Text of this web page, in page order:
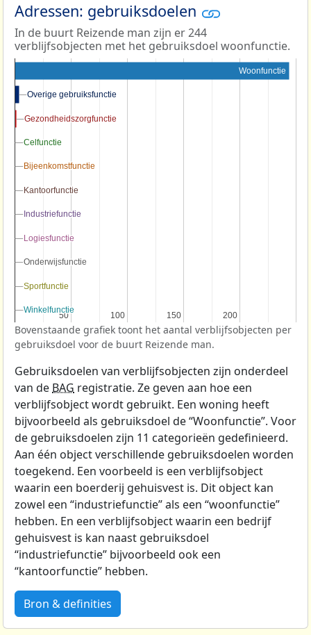
Adressen: gebruiksdoelen
In de buurt Reizende man zijn er 244
verblijfsobjecten met het gebruiksdoel woonfunctie.
50
50 100
100 150
150 200
200
Woonfunctie
Overige gebruiksfunctie
Overige gebruiksfunctie
Gezondheidszorgfunctie
Gezondheidszorgfunctie
Celfunctie
Celfunctie
Bijeenkomstfunctie
Bijeenkomstfunctie
Kantoorfunctie
Kantoorfunctie
Industriefunctie
Industriefunctie
Logiesfunctie
Logiesfunctie
Onderwijsfunctie
Onderwijsfunctie
Sportfunctie
Sportfunctie
Winkelfunctie
Winkelfunctie
Bovenstaande grafiek toont het aantal verblijfsobjecten per
gebruiksdoel voor de buurt Reizende man.
Gebruiksdoelen van verblijfsobjecten zijn onderdeel
van de BAG registratie. Ze geven aan hoe een
verblijfsobject wordt gebruikt. Een woning heeft
bijvoorbeeld als gebruiksdoel de “Woonfunctie”. Voor
de gebruiksdoelen zijn 11 categorieën gedefinieerd.
Aan één object verschillende gebruiksdoelen worden
toegekend. Een voorbeeld is een verblijfsobject
waarin een boerderij gehuisvest is. Dit object kan
zowel een “industriefunctie” als een “woonfunctie”
hebben. En een verblijfsobject waarin een bedrijf
gehuisvest is kan naast gebruiksdoel
“industriefunctie” bijvoorbeeld ook een
“kantoorfunctie” hebben.
Bron & definities